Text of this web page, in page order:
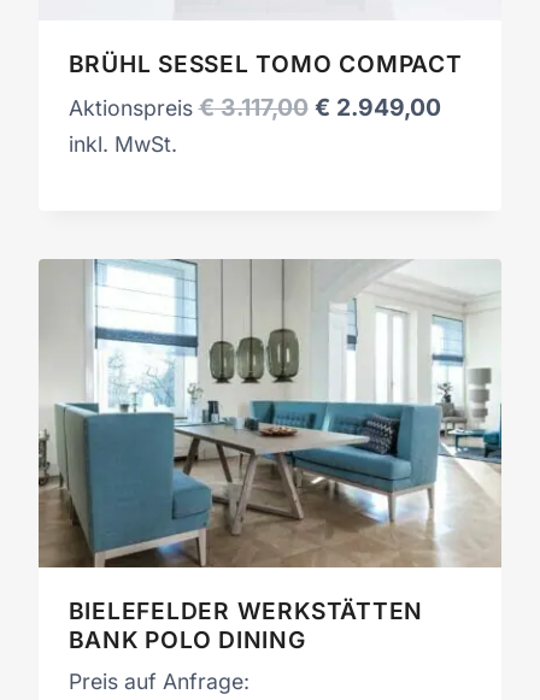
BRÜHL SESSEL TOMO COMPACT
Aktionspreis €3.117,00 Ursprünglicher
€ 2.949,00Aktueller
inkl. MwSt.
BIELEFELDER WERKSTÄTTEN
BANK POLO DINING
Preis auf Anfrage: